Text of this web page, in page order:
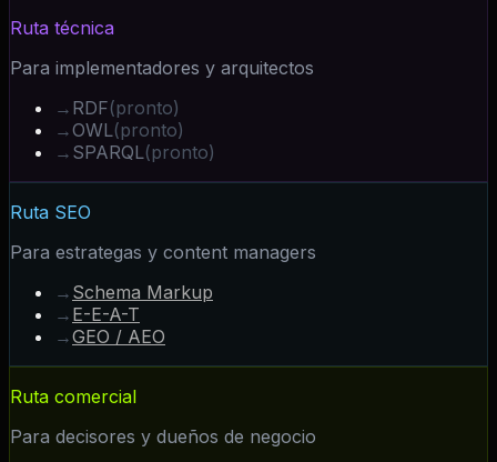
Ruta técnica
Para implementadores y arquitectos
→ RDF(pronto)
→OWL(pronto)
→ SPARQL(pronto)
Ruta SEO
Para estrategas y content managers
→ Schema Markup
→ E-E-A-T
→GEO / AEO
Ruta comercial
Para decisores y dueños de negocio